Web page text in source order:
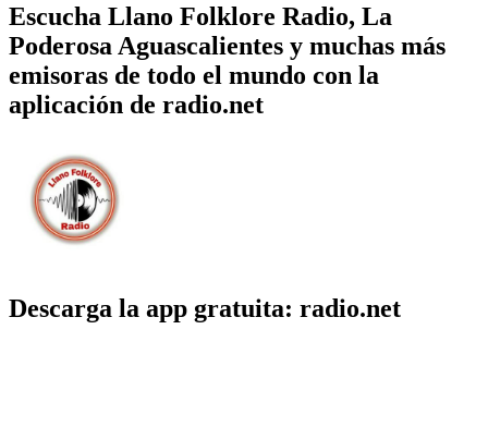
Escucha Llano Folklore Radio, La
Poderosa Aguascalientes y muchas más
emisoras de todo el mundo con la
aplicación de radio.net
Descarga la app gratuita: radio.net